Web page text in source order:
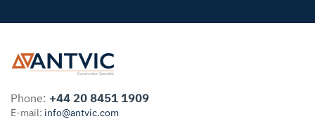
Phone: +44 20 8451 1909
E-mail: info@antvic.com